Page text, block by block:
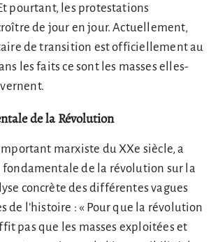
pourtant, les protestations
de jour en jour. Actuellement,
de transition est officiellement au
les faits ce sont les masses elles-
de la Révolution
marxiste du XXe siècle, a
de la révolution sur la
concrète des différentes vagues
de l’histoire : « Pour que la révolution
pas que les masses exploitées et